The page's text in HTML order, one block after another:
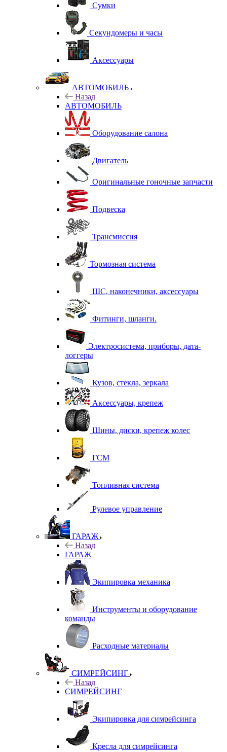
Сумки
Секундомеры и часы
Аксессуары
АВТОМОБИЛЬ
Назад
АВТОМОБИЛЬ
Оборудование салона
Двигатель
Оригинальные гоночные запчасти
Подвеска
Трансмиссия
Тормозная система
ШС, наконечники, аксессуары
Фитинги, шланги.
Электросистема, приборы, дата-
логгеры
Кузов, стекла, зеркала
Аксессуары, крепеж
Шины, диски, крепеж колес
ГСМ
Топливная система
Рулевое управление
ГАРАЖ
Назад
ГАРАЖ
Экипировка механика
Инструменты и оборудование
команды
Расходные материалы
СИМРЕЙСИНГ
Назад
СИМРЕЙСИНГ
Экипировка для симрейсинга
Кресла для симрейсинга